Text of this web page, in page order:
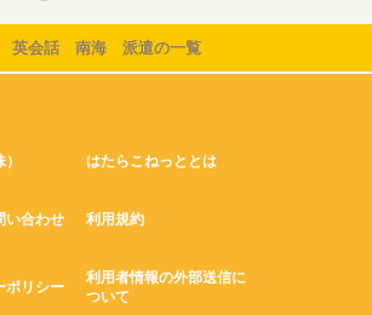
英会話 南海 派遣の一覧
はたらこねっととは
い合わせ 利用規約
ポリシー
利用者情報の外部送信に
ついて